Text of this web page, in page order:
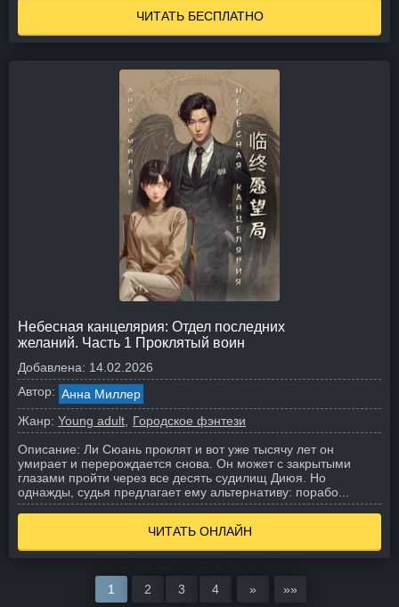
ЧИТАТЬ БЕСПЛАТНО
Небесная канцелярия: Отдел последних
желаний. Часть 1 Проклятый воин
Добавлена: 14.02.2026
Автор: Анна Миллер
Жанр: Young adult
Городское фэнтези
Описание: Ли Сюань проклят и вот уже тысячу лет он
умирает и перерождается снова. Он может с закрытыми
глазами пройти через все десять судилищ Диюя. Но
однажды, судья предлагает ему альтернативу: порабо...
ЧИТАТЬ ОНЛАЙН
1 2 3 4 » »»